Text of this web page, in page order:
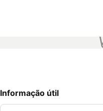
Informação útil